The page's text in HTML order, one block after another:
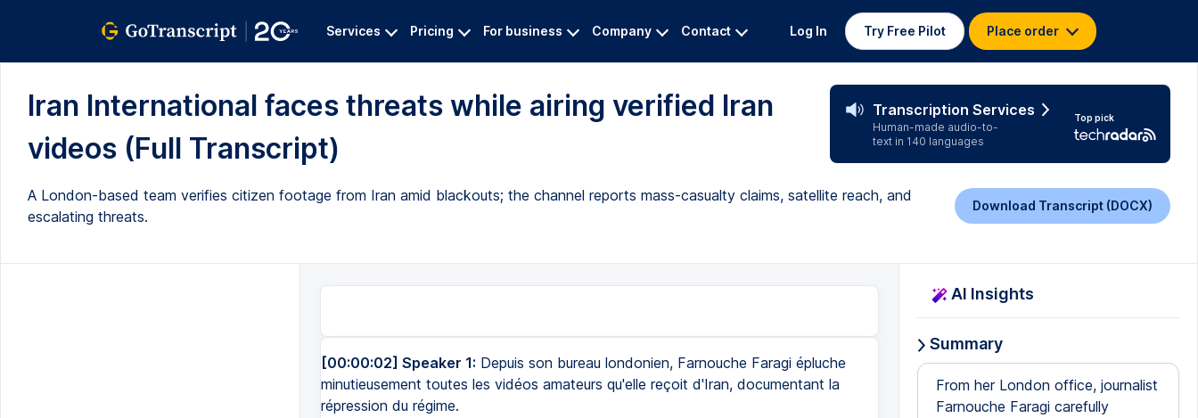
Services Pricing For business Company Contact Log In Try Free Pilot Place order
Iran International faces threats while airing verified Iran
videos (Full Transcript)
Transcription Services
Human-made audio-to-
text in 140 languages
Top pick
A London-based team verifies citizen footage from Iran amid blackouts; the channel reports mass-casualty claims, satellite reach, and
escalating threats.
Download Transcript (DOCX)
[00:00:02] Speaker 1: Depuis son bureau londonien, Farnouche Faragi épluche
minutieusement toutes les vidéos amateurs qu'elle reçoit d'Iran, documentant la
répression du régime.
AI Insights
Summary
From her London office, journalist
Farnouche Faragi carefully